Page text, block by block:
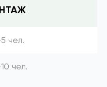
чел.
чел.